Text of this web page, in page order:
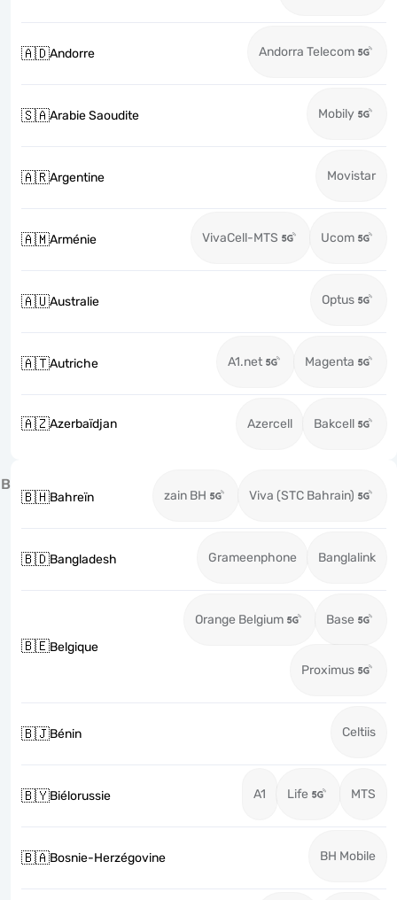
🇦🇩Andorre Andorra Telecom
🇸🇦Arabie Saoudite Mobily
🇦🇷Argentine Movistar
🇦🇲Arménie VivaCell-MTS Ucom
🇦🇺Australie Optus
🇦🇹Autriche A1.net Magenta
🇦🇿Azerbaïdjan Azercell Bakcell
B
🇧🇭Bahreïn zain BH Viva (STC Bahrain)
🇧🇩Bangladesh Grameenphone Banglalink
🇧🇪Belgique
Orange Belgium Base
Proximus
🇧🇯Bénin Celtiis
🇧🇾Biélorussie A1 Life MTS
🇧🇦Bosnie-Herzégovine BH Mobile